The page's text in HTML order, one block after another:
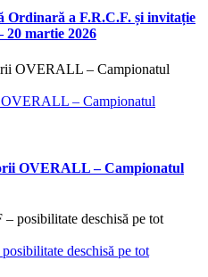
Ordinară a F.R.C.F. și invitație
20 martie 2026
– Campionatul
OVERALL – Campionatul
deschisă pe tot